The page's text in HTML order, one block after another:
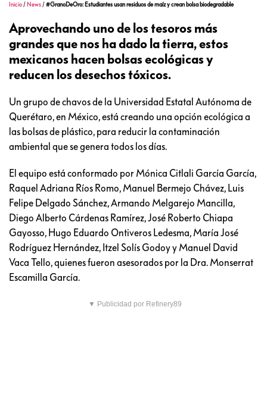
Inicio / News /#GranoDeOro: Estudiantes usan residuos de maíz y crean bolsa biodegradable
Aprovechando uno de los tesoros más
grandes que nos ha dado la tierra, estos
mexicanos hacen bolsas ecológicas y
reducen los desechos tóxicos.
Un grupo de chavos de la Universidad Estatal Autónoma de
Querétaro, en México, está creando una opción ecológica a
las bolsas de plástico, para reducir la contaminación
ambiental que se genera todos los días.
El equipo está conformado por Mónica Citlali García García,
Raquel Adriana Ríos Romo, Manuel Bermejo Chávez, Luis
Felipe Delgado Sánchez, Armando Melgarejo Mancilla,
Diego Alberto Cárdenas Ramírez, José Roberto Chiapa
Gayosso, Hugo Eduardo Ontiveros Ledesma, María José
Rodríguez Hernández, Itzel Solís Godoy y Manuel David
Vaca Tello, quienes fueron asesorados por la Dra. Monserrat
Escamilla García.
▼ Publicidad por Refinery89